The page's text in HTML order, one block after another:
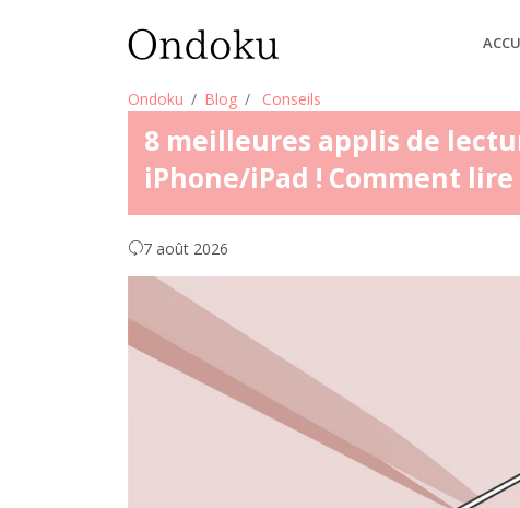
Ondoku Blog Conseils
8 meilleures applis de
iPhone/iPad ! Comment
7 août 2026